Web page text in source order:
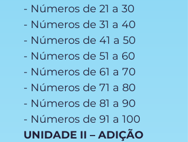
- Números de 21 a 30
- Números de 31 a 40
- Números de 41 a 50
- Números de 51 a 60
- Números de 61 a 70
- Números de 71 a 80
- Números de 81 a 90
- Números de 91 a 100
UNIDADE II – ADIÇÃO